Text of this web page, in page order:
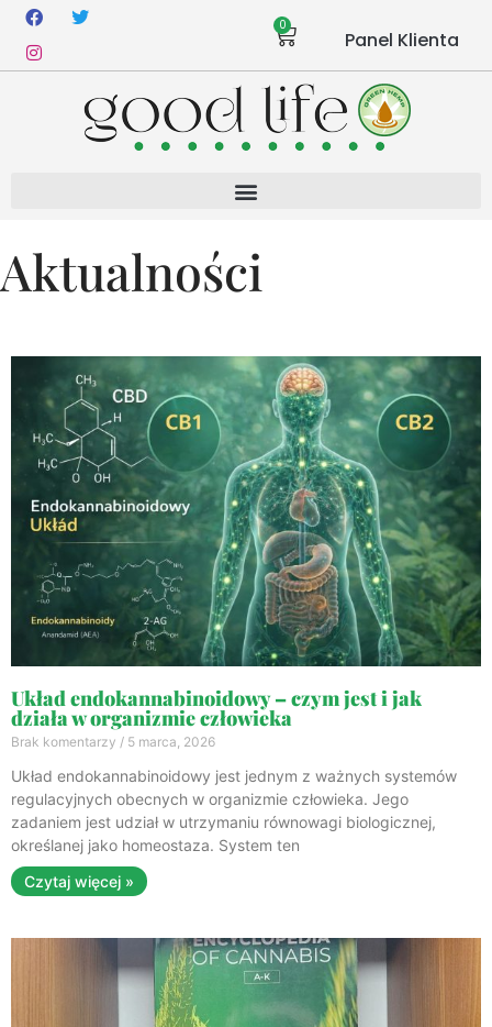
0
Panel Klienta
Aktualności
Układ endokannabinoidowy – czym jest i jak
działa w organizmie człowieka
Brak komentarzy 5 marca, 2026
Układ endokannabinoidowy jest jednym z ważnych systemów
regulacyjnych obecnych w organizmie człowieka. Jego
zadaniem jest udział w utrzymaniu równowagi biologicznej,
określanej jako homeostaza. System ten
Czytaj więcej »